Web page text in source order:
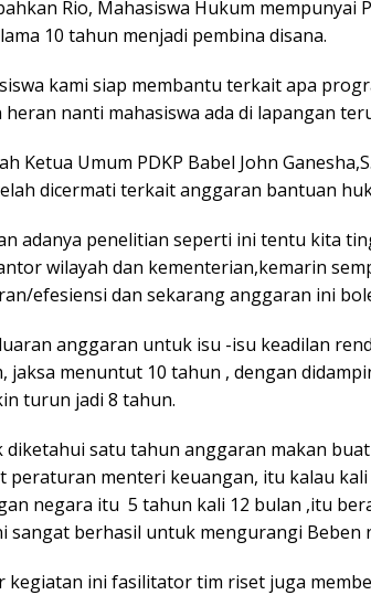
Rio, Mahasiswa Hukum mempunyai
10 tahun menjadi pembina disana.
kami siap membantu terkait apa
heran nanti mahasiswa ada di lapangan
Ketua Umum PDKP Babel John
dicermati terkait anggaran bantuan
adanya penelitian seperti ini tentu kita
wilayah dan kementerian,kemarin
efesiensi dan sekarang anggaran ini
anggaran untuk isu -isu keadilan
jaksa menuntut 10 tahun , dengan
turun jadi 8 tahun.
diketahui satu tahun anggaran makan
peraturan menteri keuangan, itu kalau
negara itu 5 tahun kali 12 bulan ,itu
sangat berhasil untuk mengurangi Beben
kegiatan ini fasilitator tim riset juga